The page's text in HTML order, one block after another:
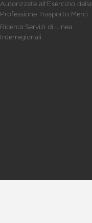
Autorizzate all'Esercizio della
Professione Trasporto Merci
Ricerca Servizi di Linea
Interregionali